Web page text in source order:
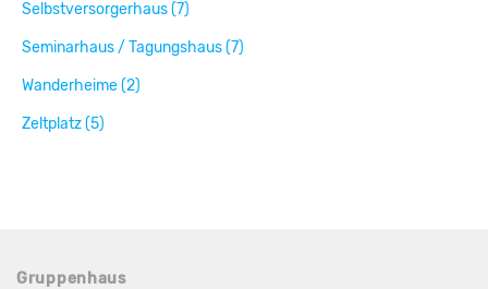
Selbstversorgerhaus (7)
Seminarhaus / Tagungshaus (7)
Wanderheime (2)
Zeltplatz (5)
Gruppenhaus